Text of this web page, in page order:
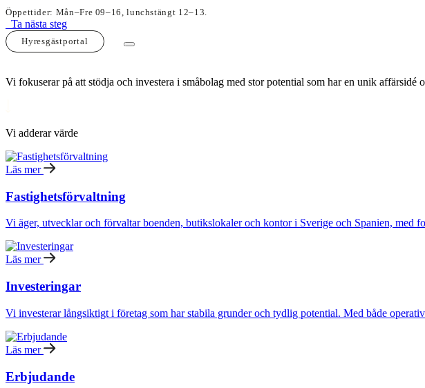
Öppettider: Mån–Fre 09–16, lunchstängt 12–13.
Ta nästa steg
Hyresgästportal
Vi fokuserar på att stödja och investera i småbolag med stor potential som har en unik affärsidé
Vi adderar värde
Läs mer
Fastighetsförvaltning
Vi äger, utvecklar och förvaltar boenden, butikslokaler och kontor i Sverige och Spanien, med
Läs mer
Investeringar
Vi investerar långsiktigt i företag som har stabila grunder och tydlig potential. Med både
Läs mer
Erbjudande